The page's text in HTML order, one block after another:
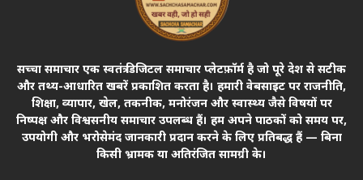
सच्चा समाचार एक स्वतंत्र डिजिटल समाचार प्लेटफ़ॉर्म है जो पूरे देश से सटीक
और तथ्य-आधारित खबरें प्रकाशित करता है। हमारी वेबसाइट पर राजनीति,
शिक्षा, व्यापार, खेल, तकनीक, मनोरंजन और स्वास्थ्य जैसे विषयों पर
निष्पक्ष और विश्वसनीय समाचार उपलब्ध हैं। हम अपने पाठकों को समय पर,
उपयोगी और भरोसेमंद जानकारी प्रदान करने के लिए प्रतिबद्ध हैं — बिना
किसी भ्रामक या अतिरंजित सामग्री के।